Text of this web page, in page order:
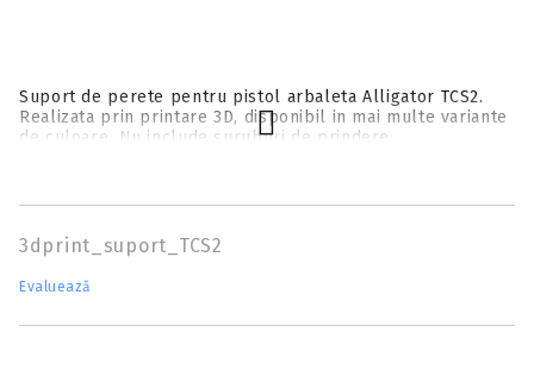
Suport de perete pentru pistol arbaleta Alligator TCS2.
Realizata prin printare 3D, disponibil in mai multe variante
de culoare. Nu include suruburi de prindere.
3dprint_suport_TCS2
Evaluează